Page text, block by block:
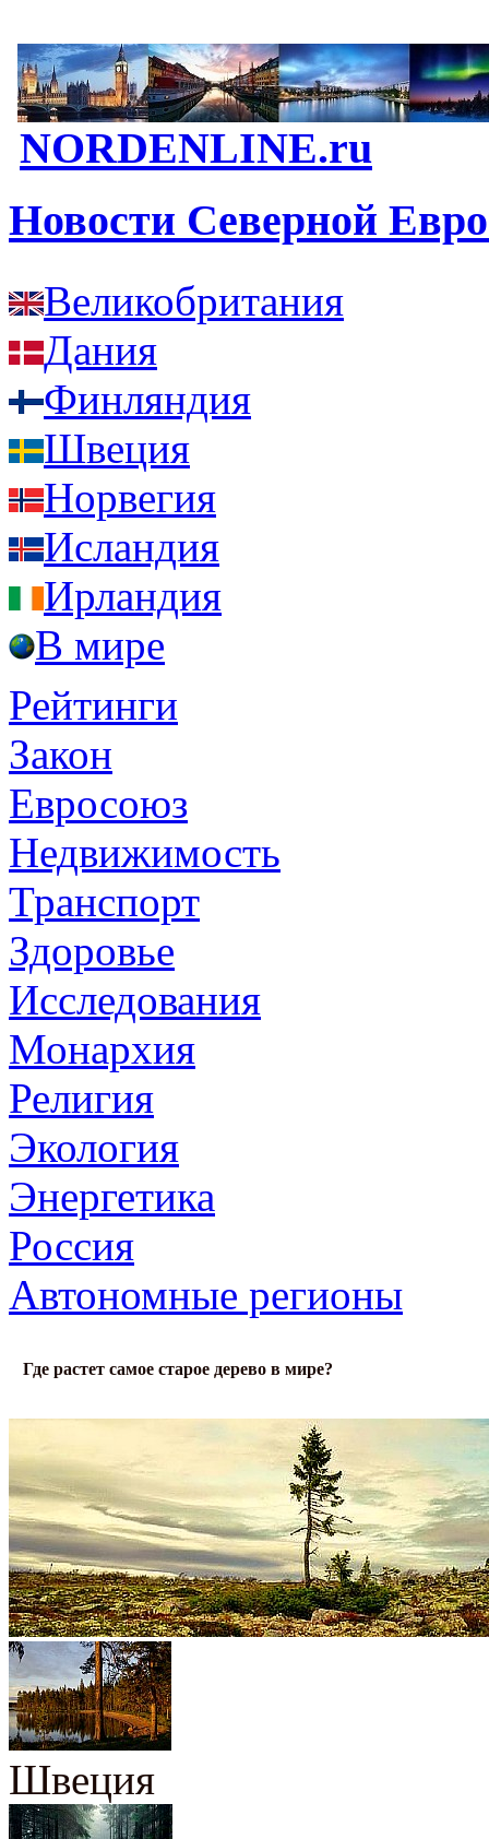
NORDENLINE.ru
Новости Северной
Великобритания
Дания
Финляндия
Швеция
Норвегия
Исландия
Ирландия
В мире
Рейтинги
Закон
Евросоюз
Недвижимость
Транспорт
Здоровье
Исследования
Монархия
Религия
Экология
Энергетика
Россия
Автономные регионы
Где растет самое старое дерево в мире?
Швеция